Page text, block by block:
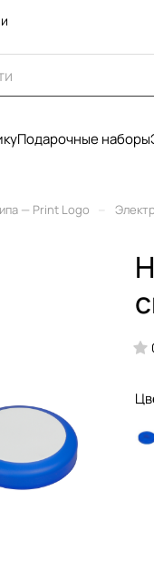
Подарочные наборы
— Print Logo